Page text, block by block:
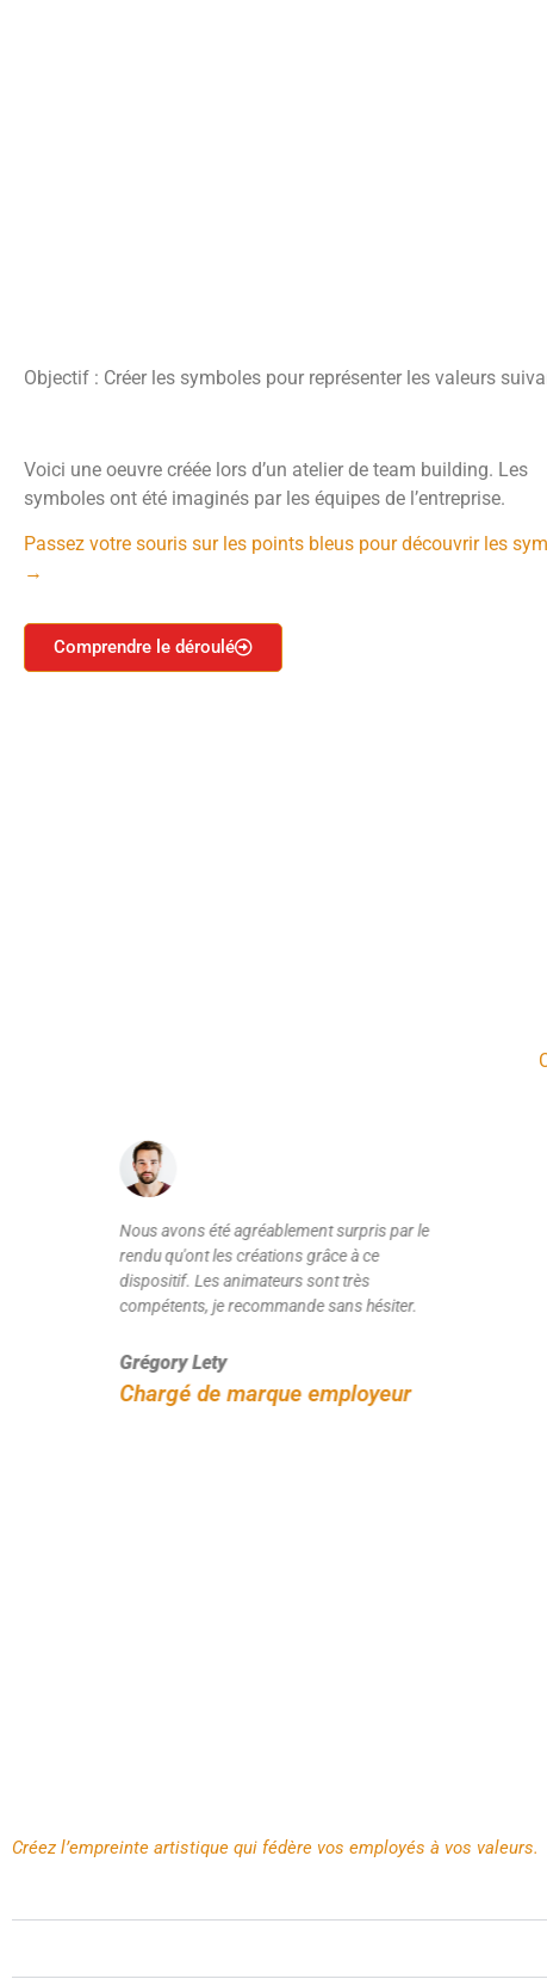
Objectif : Créer les symboles pour représenter les valeurs
Voici une oeuvre créée lors d’un atelier de team building. Les
symboles ont été imaginés par les équipes de l’entreprise.
Passez votre souris sur les points bleus pour découvrir les
→
Comprendre le déroulé
Certaines animations marquent mieux les
esprits que d'autres. Ce team building
innovant fédère nos équipes autour des
enjeux de notre activité !
Patrick Corde
Chargé de communication
Créez l’empreinte artistique qui fédère vos employés à vos valeurs.